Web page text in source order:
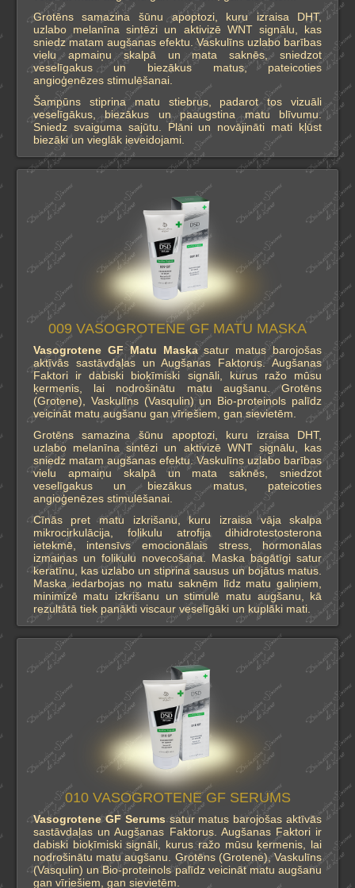
Grotēns samazina šūnu apoptozi, kuru izraisa DHT,
uzlabo melanīna sintēzi un aktivizē WNT signālu, kas
sniedz matam augšanas efektu. Vaskulīns uzlabo barības
vielu apmaiņu skalpā un mata saknēs, sniedzot
veselīgakus un biezākus matus, pateicoties
angioģenēzes stimulēšanai.
Šampūns stiprina matu stiebrus, padarot tos vizuāli
veselīgākus, biezākus un paaugstina matu blīvumu.
Sniedz svaiguma sajūtu. Plāni un novājināti mati kļūst
biezāki un vieglāk ieveidojami.
009 VASOGROTENE GF MATU MASKA
Vasogrotene GF Matu Maskasatur matus barojošas
aktīvās sastāvdaļas un Augšanas Faktorus. Augšanas
Faktori ir dabiski bioķīmiski signāli, kurus ražo mūsu
ķermenis, lai nodrošinātu matu augšanu. Grotēns
(Grotene), Vaskulīns (Vasqulin) un Bio-proteinols palīdz
veicināt matu augšanu gan vīriešiem, gan sievietēm.
Grotēns samazina šūnu apoptozi, kuru izraisa DHT,
uzlabo melanīna sintēzi un aktivizē WNT signālu, kas
sniedz matam augšanas efektu. Vaskulīns uzlabo barības
vielu apmaiņu skalpā un mata saknēs, sniedzot
veselīgakus un biezākus matus, pateicoties
angioģenēzes stimulēšanai.
Cīnās pret matu izkrišanu, kuru izraisa vāja skalpa
mikrocirkulācija, folikulu atrofija dihidrotestosterona
ietekmē, intensīvs emocionālais stress, hormonālas
izmaiņas un folikulu novecošana. Maska bagātīgi satur
keratīnu, kas uzlabo un stiprina sausus un bojātus matus.
Maska iedarbojas no matu saknēm līdz matu galiņiem,
minimizē matu izkrišanu un stimulē matu augšanu, kā
rezultātā tiek panākti viscaur veselīgāki un kuplāki mati.
010 VASOGROTENE GF SERUMS
Vasogrotene GF Serumssatur matus barojošas aktīvās
sastāvdaļas un Augšanas Faktorus. Augšanas Faktori ir
dabiski bioķīmiski signāli, kurus ražo mūsu ķermenis, lai
nodrošinātu matu augšanu. Grotēns (Grotene), Vaskulīns
(Vasqulin) un Bio-proteinols palīdz veicināt matu augšanu
gan vīriešiem, gan sievietēm.